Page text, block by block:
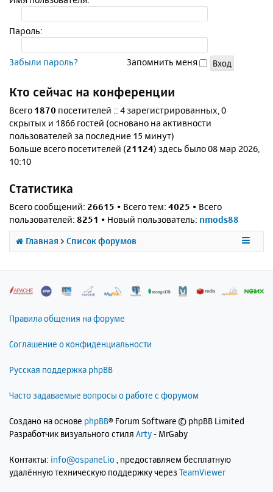
Пароль:
Забыли пароль? Запомнить меня
Кто сейчас на конференции
Всего 1870 посетителей :: 4 зарегистрированных, 0
скрытых и 1866 гостей (основано на активности
пользователей за последние 15 минут)
Больше всего посетителей (21124) здесь было 08 мар 2026,
10:10
Статистика
Всего сообщений: 26615 • Всего тем: 4025 • Всего
пользователей: 8251 • Новый пользователь: nmods88
Главная Список форумов
Правила общения на форуме
Соглашение о конфиденциальности
Русская поддержка phpBB
Часто задаваемые вопросы о работе с форумом
Создано на основе phpBB® Forum Software © phpBB Limited
Разработчик визуального стиля Arty- MrGaby
Контакты: info@ospanel.io , предоставляем бесплатную
удалённую техническую поддержку через TeamViewer